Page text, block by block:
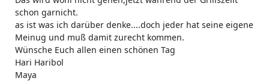
schon garnicht.
as ist was ich darüber denke....doch jeder hat seine eigene
Meinug und muß damit zurecht kommen.
Wünsche Euch allen einen schönen Tag
Hari Haribol
Maya